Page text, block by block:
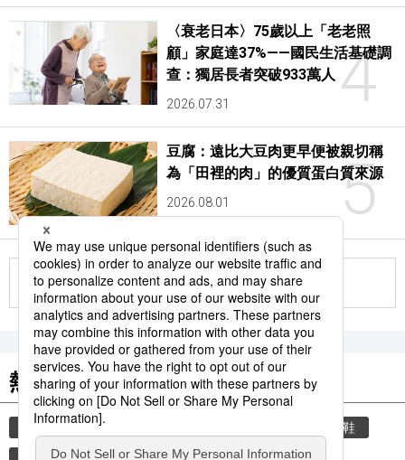
4
〈衰老日本〉75歲以上「老老照
顧」家庭達37%——國民生活基礎調
查：獨居長者突破933萬人
2026.07.31
5
豆腐：遠比大豆肉更早便被親切稱
為「田裡的肉」的優質蛋白質來源
2026.08.01
更多
熱門關鍵詞
教育 禮儀 脫鞋